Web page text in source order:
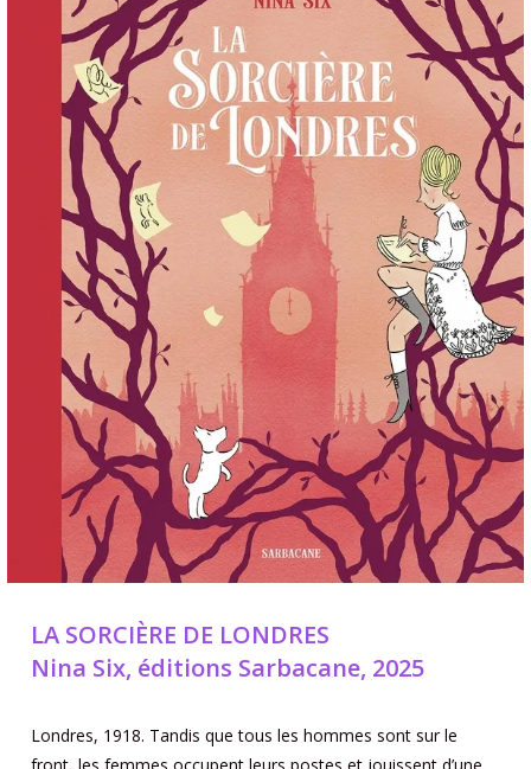
LA SORCIÈRE DE LONDRES
Nina Six, éditions Sarbacane, 2025
Londres, 1918. Tandis que tous les hommes sont sur le